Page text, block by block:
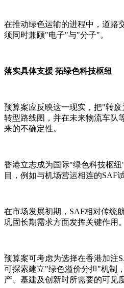
在推动绿色运输的进程中，道路
须同时兼顾"电子"与"分子"。
落实具体支援 拓绿色科技枢纽
预算案应反映这一现实，把"转
转型路线图，并在未来物流车队
来的不确定性。
香港立志成为国际"绿色科技枢
目，例如与机场营运相连的SAF
在市场发展初期，SAF相对传统
巩固长期需求方面发挥关键作用。
预算案可考虑为选择在香港加注
可探索建立"绿色溢价分担"机制
产、基建及创新时所需要的可见